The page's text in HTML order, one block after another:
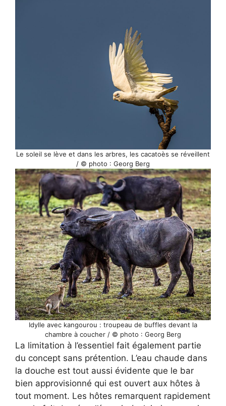
Le soleil se lève et dans les arbres, les cacatoès se réveillent
/ © photo : Georg Berg
Idylle avec kangourou : troupeau de buffles devant la
chambre à coucher / © photo : Georg Berg
La limitation à l’essentiel fait également partie
du concept sans prétention. L’eau chaude dans
la douche est tout aussi évidente que le bar
bien approvisionné qui est ouvert aux hôtes à
tout moment. Les hôtes remarquent rapidement